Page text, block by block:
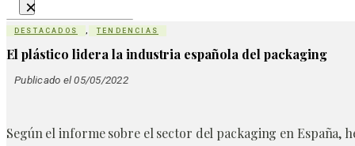
×
DESTACADOS , TENDENCIAS
El plástico lidera la industria española del packaging
Publicado el 05/05/2022
Según el informe sobre el sector del packaging en España,